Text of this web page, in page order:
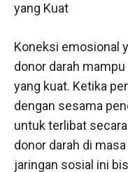
yang Kuat
Koneksi emosional
donor darah
yang kuat. Ketika
dengan sesama
untuk terlibat
donor darah di
jaringan sosial ini